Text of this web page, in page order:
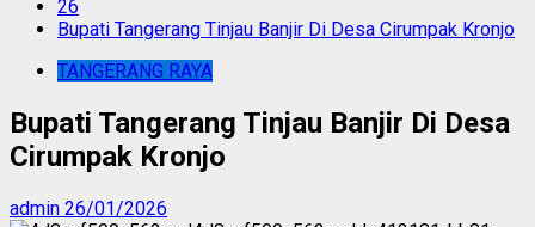
26
Bupati Tangerang Tinjau Banjir Di Desa Cirumpak Kronjo
TANGERANG RAYA
Bupati Tangerang Tinjau Banjir Di Desa
Cirumpak Kronjo
admin 26/01/2026